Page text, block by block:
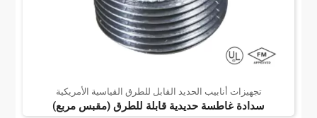
تجهيزات أنابيب الحديد القابل للطرق القياسية الأمريكية
سدادة غاطسة حديدية قابلة للطرق (مقبس مربع)